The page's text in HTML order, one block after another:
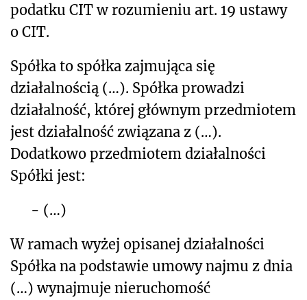
podatku CIT w rozumieniu art. 19 ustawy
o CIT.
Spółka to spółka zajmująca się
działalnością (…). Spółka prowadzi
działalność, której głównym przedmiotem
jest działalność związana z (…).
Dodatkowo przedmiotem działalności
Spółki jest:
- (…)
W ramach wyżej opisanej działalności
Spółka na podstawie umowy najmu z dnia
(…) wynajmuje nieruchomość